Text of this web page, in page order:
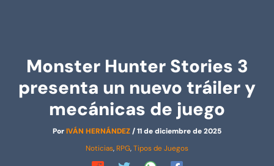
Monster Hunter Stories 3
presenta un nuevo tráiler y
mecánicas de juego
PorIVÁN HERNÁNDEZ/11 de diciembre de 2025
Noticias, RPG,Tipos de Juegos